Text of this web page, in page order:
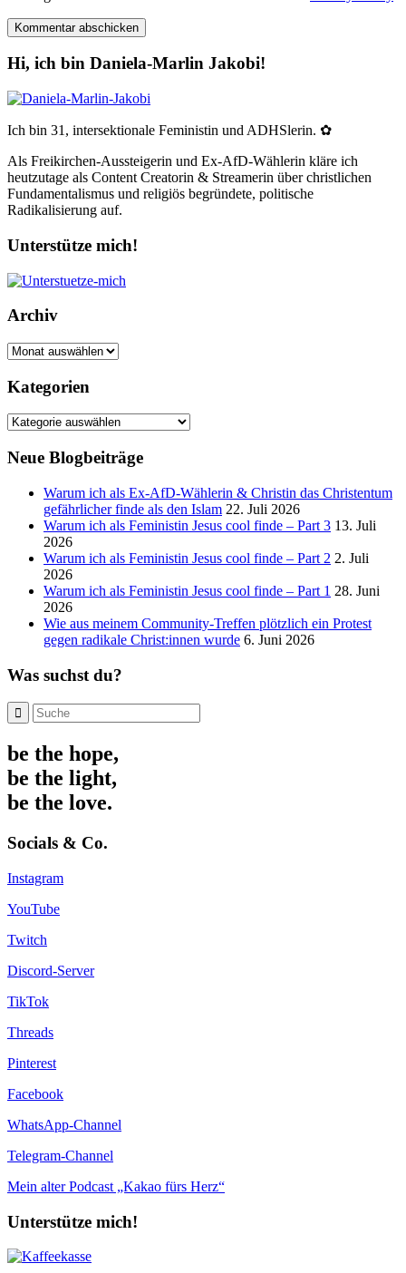
Hi, ich bin Daniela-Marlin Jakobi!
Ich bin 31, intersektionale Feministin und ADHSlerin. ✿
Als Freikirchen-Aussteigerin und Ex-AfD-Wählerin kläre ich
heutzutage als Content Creatorin & Streamerin über christlichen
Fundamentalismus und religiös begründete, politische
Radikalisierung auf.
Unterstütze mich!
Archiv
Archiv
Kategorien
Kategorien
Neue Blogbeiträge
Warum ich als Ex-AfD-Wählerin & Christin das Christentum
gefährlicher finde als den Islam 22. Juli 2026
Warum ich als Feministin Jesus cool finde – Part 3 13. Juli
2026
Warum ich als Feministin Jesus cool finde – Part 2 2. Juli
2026
Warum ich als Feministin Jesus cool finde – Part 1 28. Juni
2026
Wie aus meinem Community-Treffen plötzlich ein Protest
gegen radikale Christ:innen wurde 6. Juni 2026
Was suchst du?
be the hope,
be the light,
be the love.
Socials & Co.
Instagram
YouTube
Twitch
Discord-Server
TikTok
Threads
Pinterest
Facebook
WhatsApp-Channel
Telegram-Channel
Mein alter Podcast „Kakao fürs Herz“
Unterstütze mich!